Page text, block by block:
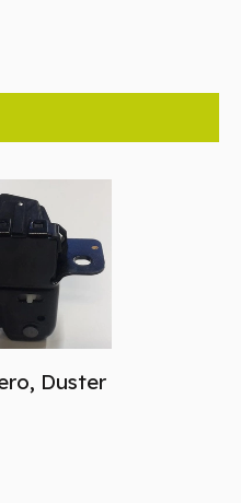
Duster